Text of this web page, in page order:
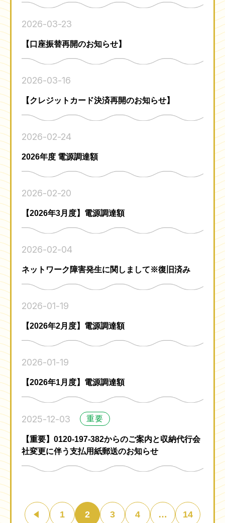
2026-03-23
【口座振替再開のお知らせ】
2026-03-16
【クレジットカード決済再開のお知らせ】
2026-02-24
2026年度 電源調達額
2026-02-20
【2026年3月度】電源調達額
2026-02-04
ネットワーク障害発生に関しまして※復旧済み
2026-01-19
【2026年2月度】電源調達額
2026-01-19
【2026年1月度】電源調達額
2025-12-03 重要
【重要】0120-197-382からのご案内と収納代行会
社変更に伴う支払用紙郵送のお知らせ
1 2 3 4 … 14